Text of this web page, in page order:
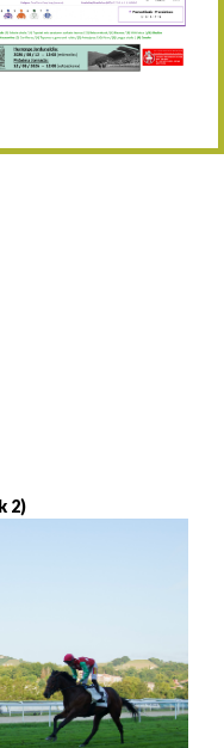
Abuztaren 12a / 12 de
Abuztuaren 15a / 15 de
Abuztuaren 30a / 30 de
2)